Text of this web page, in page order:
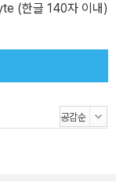
부에게 수없이 듣곤
효험이 있다는 내용
마 전 9월 개구리
가 발생하자 다른
우마와 인명사고
조를 묵묵히 직시하
(한글 140자 이내)